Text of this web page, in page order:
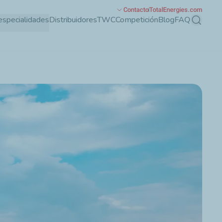
DistribuidoresTWCCompeticiónBlogFAQ Buscar
ContactoTotalEnergies.com